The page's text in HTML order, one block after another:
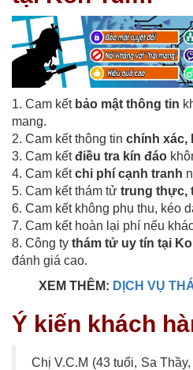
1. Cam kết bảo mật thông tin
mang.
2. Cam kết thông tin chính xác,
3. Cam kếtđiều tra kín đáo
4. Cam kếtchi phí cạnh tranh
5. Cam kết thám tử trung thực,
6. Cam kết không phụ thu, kéo
7. Cam kết hoàn lại phí nếu
8. Công ty thám tử uy tín tại
đánh giá cao.
XEM THÊM: DỊCH VỤ
Ý kiến khách
Chị V.C.M (43 tuổi, Sa